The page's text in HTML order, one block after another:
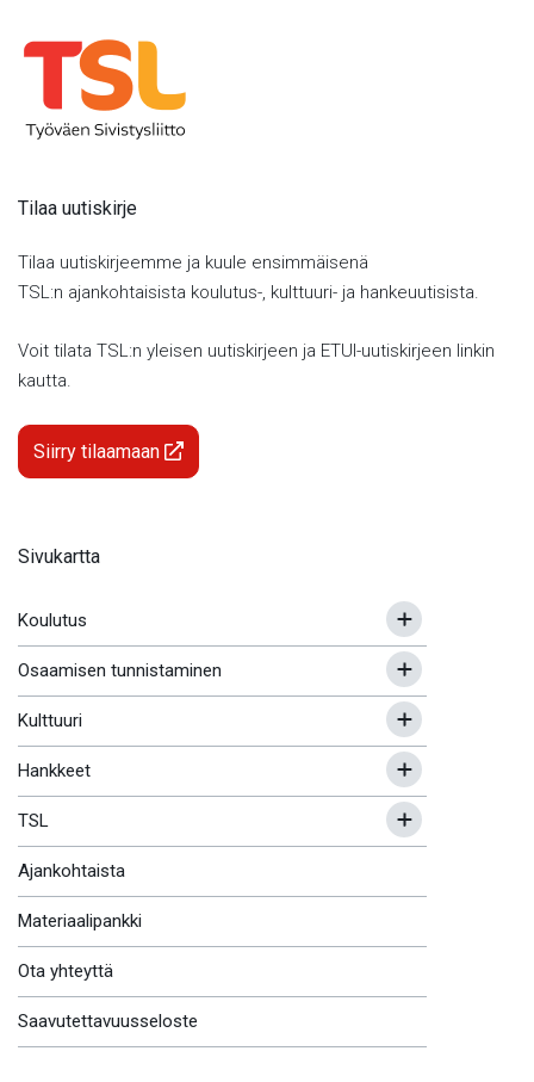
Tilaa uutiskirje
Tilaa uutiskirjeemme ja kuule ensimmäisenä
TSL:n ajankohtaisista koulutus-, kulttuuri- ja hankeuutisista.
Voit tilata TSL:n yleisen uutiskirjeen ja ETUI-uutiskirjeen linkin
kautta.
Siirry tilaamaan
Sivukartta
Koulutus
Osaamisen tunnistaminen
Kulttuuri
Hankkeet
TSL
Ajankohtaista
Materiaalipankki
Ota yhteyttä
Saavutettavuusseloste